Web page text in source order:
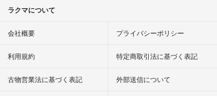
ラクマについて
会社概要 プライバシーポリシー
利用規約 特定商取引法に基づく表記
古物営業法に基づく表記 外部送信について